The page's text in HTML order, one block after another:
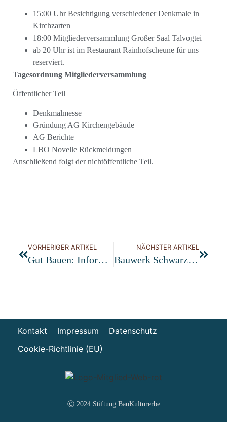
15:00 Uhr Besichtigung verschiedener Denkmale in
Kirchzarten
18:00 Mitgliederversammlung Großer Saal Talvogtei
ab 20 Uhr ist im Restaurant Rainhofscheune für uns
reserviert.
Tagesordnung Mitgliederversammlung
Öffentlicher Teil
Denkmalmesse
Gründung AG Kirchengebäude
AG Berichte
LBO Novelle Rückmeldungen
Anschließend folgt der nichtöffentliche Teil.
VORHERIGER ARTIKEL
Gut Bauen: Informationsveranstaltungen In Kooperation Mit Den LEADER-Aktionsgruppen Im Schwarzwald
NÄCHSTER ARTIKEL
Bauwerk Schwarzwald Trifft Vogtsbauernhof
Kontakt Impressum
Datenschutz
Cookie-Richtlinie (EU)
Ⓒ 2024 Stiftung BauKulturerbe